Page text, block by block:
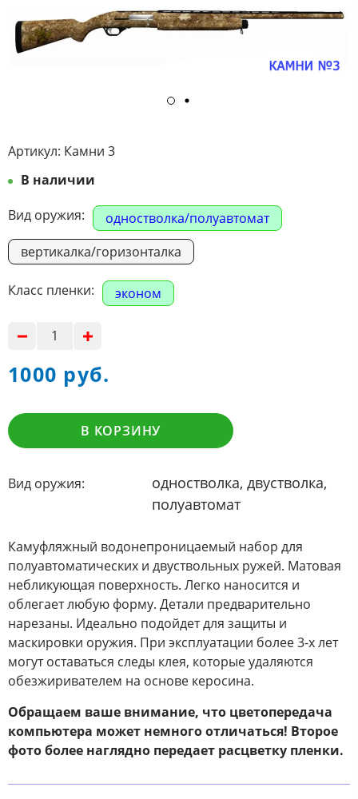
Артикул: Камни 3
В наличии
Вид оружия:
одностволка/полуавтомат
вертикалка/горизонталка
Класс пленки: эконом
1000 руб.
В КОРЗИНУ
Вид оружия:
одностволка, двустволка,
полуавтомат
Камуфляжный водонепроницаемый набор для
полуавтоматических и двуствольных ружей. Матовая
небликующая поверхность. Легко наносится и
облегает любую форму. Детали предварительно
нарезаны. Идеально подойдет для защиты и
маскировки оружия. При эксплуатации более 3-х лет
могут оставаться следы клея, которые удаляются
обезжиривателем на основе керосина.
Обращаем ваше внимание, что цветопередача
компьютера может немного отличаться! Второе
фото более наглядно передает расцветку пленки.